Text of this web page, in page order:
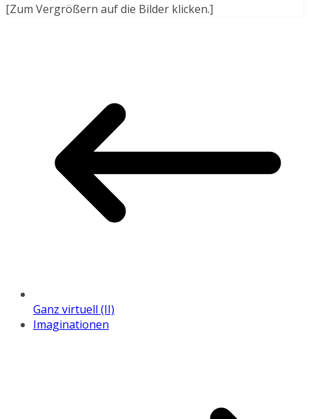
[Zum Vergrößern auf die Bilder klicken.]
Ganz virtuell (II)
Imaginationen